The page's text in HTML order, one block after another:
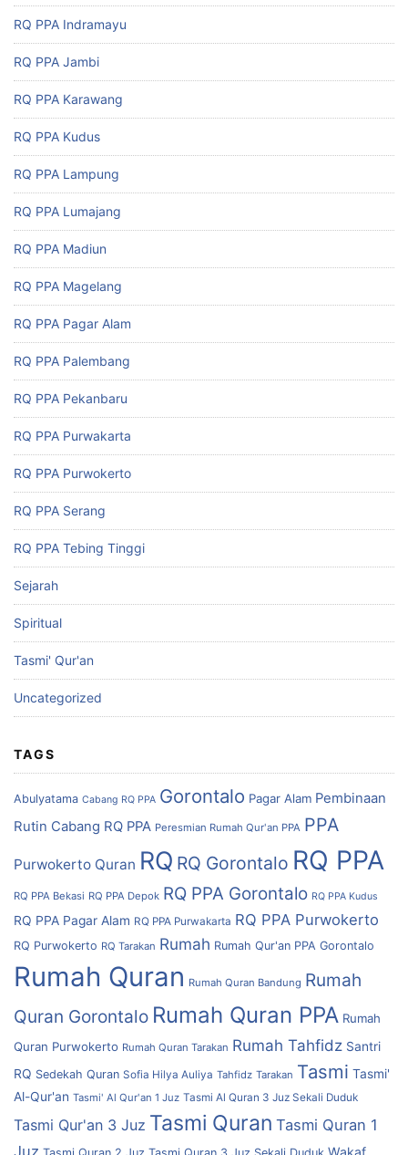
RQ PPA Indramayu
RQ PPA Jambi
RQ PPA Karawang
RQ PPA Kudus
RQ PPA Lampung
RQ PPA Lumajang
RQ PPA Madiun
RQ PPA Magelang
RQ PPA Pagar Alam
RQ PPA Palembang
RQ PPA Pekanbaru
RQ PPA Purwakarta
RQ PPA Purwokerto
RQ PPA Serang
RQ PPA Tebing Tinggi
Sejarah
Spiritual
Tasmi' Qur'an
Uncategorized
TAGS
Abulyatama Cabang RQ PPA Gorontalo Pagar Alam Pembinaan
Rutin Cabang RQ PPA Peresmian Rumah Qur'an PPA PPA
Purwokerto Quran RQ RQ Gorontalo RQ PPA
RQ PPA Bekasi RQ PPA Depok RQ PPA Gorontalo RQ PPA Kudus
RQ PPA Pagar Alam RQ PPA Purwakarta RQ PPA Purwokerto
RQ Purwokerto RQ Tarakan Rumah Rumah Qur'an PPA Gorontalo
Rumah Quran Rumah Quran Bandung Rumah
Quran Gorontalo Rumah Quran PPA Rumah
Quran Purwokerto Rumah Quran Tarakan Rumah Tahfidz Santri
RQ Sedekah Quran Sofia Hilya Auliya Tahfidz Tarakan Tasmi Tasmi'
Al-Qur'an Tasmi' Al Qur'an 1 Juz Tasmi Al Quran 3 Juz Sekali Duduk
Tasmi Qur'an 3 Juz Tasmi Quran Tasmi Quran 1
Wakaf